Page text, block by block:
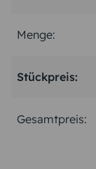
Menge:
Stückpreis:
Gesamtpreis: